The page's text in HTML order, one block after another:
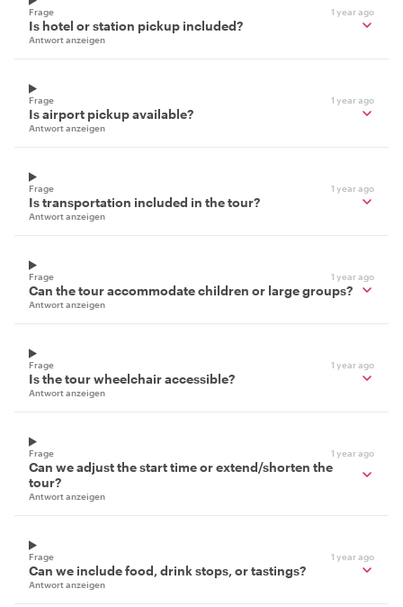
Frage 1 year ago
Is hotel or station pickup included?
Antwort anzeigen
Frage 1 year ago
Is airport pickup available?
Antwort anzeigen
Frage 1 year ago
Is transportation included in the tour?
Antwort anzeigen
Frage 1 year ago
Can the tour accommodate children or large groups?
Antwort anzeigen
Frage 1 year ago
Is the tour wheelchair accessible?
Antwort anzeigen
Frage 1 year ago
Can we adjust the start time or extend/shorten the
tour?
Antwort anzeigen
Frage 1 year ago
Can we include food, drink stops, or tastings?
Antwort anzeigen